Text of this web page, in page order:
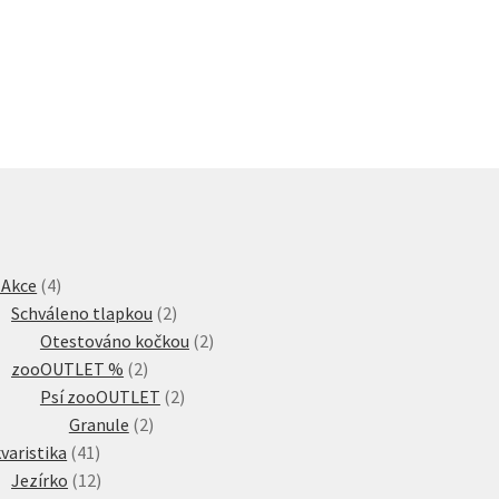
44
produkty
Schváleno tlapkou 22
produkty
Otestováno kočkou 22
zooOUTLET % 22
produkty
Psí zooOUTLET 22
Granule 22
4141
produktů
Jezírko 1212